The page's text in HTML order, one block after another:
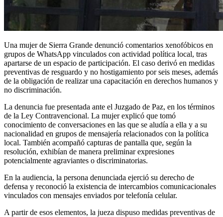
Una mujer de Sierra Grande denunció comentarios xenofóbicos en
grupos de WhatsApp vinculados con actividad política local, tras
apartarse de un espacio de participación. El caso derivó en medidas
preventivas de resguardo y no hostigamiento por seis meses, además
de la obligación de realizar una capacitación en derechos humanos y
no discriminación.
La denuncia fue presentada ante el Juzgado de Paz, en los términos
de la Ley Contravencional. La mujer explicó que tomó
conocimiento de conversaciones en las que se aludía a ella y a su
nacionalidad en grupos de mensajería relacionados con la política
local. También acompañó capturas de pantalla que, según la
resolución, exhibían de manera preliminar expresiones
potencialmente agraviantes o discriminatorias.
En la audiencia, la persona denunciada ejerció su derecho de
defensa y reconoció la existencia de intercambios comunicacionales
vinculados con mensajes enviados por telefonía celular.
A partir de esos elementos, la jueza dispuso medidas preventivas de